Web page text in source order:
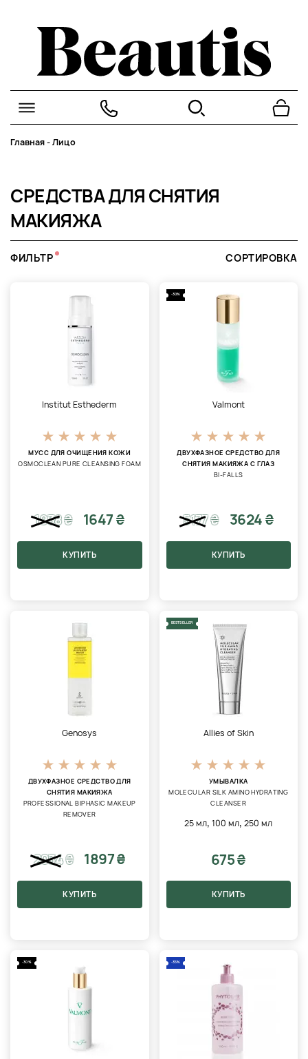
Главная-Лицо
СРЕДСТВА ДЛЯ СНЯТИЯ
МАКИЯЖА
ФИЛЬТР СОРТИРОВКА
Institut Esthederm
МУСС ДЛЯ ОЧИЩЕНИЯ КОЖИ
OSMOCLEAN PURE CLEANSING FOAM
1938₴ 1647 ₴
КУПИТЬ
-30%
Valmont
ДВУХФАЗНОЕ СРЕДСТВО ДЛЯ
СНЯТИЯ МАКИЯЖА С ГЛАЗ
BI-FALLS
5177₴ 3624 ₴
КУПИТЬ
Genosys
ДВУХФАЗНОЕ СРЕДСТВО ДЛЯ
СНЯТИЯ МАКИЯЖА
PROFESSIONAL BIPHASIC MAKEUP
REMOVER
2034₴ 1897 ₴
КУПИТЬ
BESTSELLER
Allies of Skin
УМЫВАЛКА
MOLECULAR SILK AMINO HYDRATING
CLEANSER
25 мл,100 мл,250 мл
675 ₴
КУПИТЬ
-30% -35%